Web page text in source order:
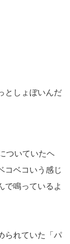
としょぼいんだ
ついていたヘ
コベコいう感じ
で鳴っているよ
られていた「パ